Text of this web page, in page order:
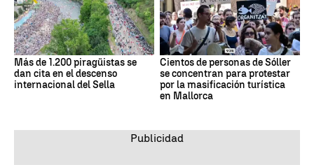
Más de 1.200 piragüistas se
dan cita en el descenso
internacional del Sella
Cientos de personas de Sóller
se concentran para protestar
por la masificación turística
en Mallorca